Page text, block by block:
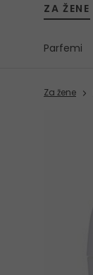
ZA ŽENE
Parfemi
Za žene